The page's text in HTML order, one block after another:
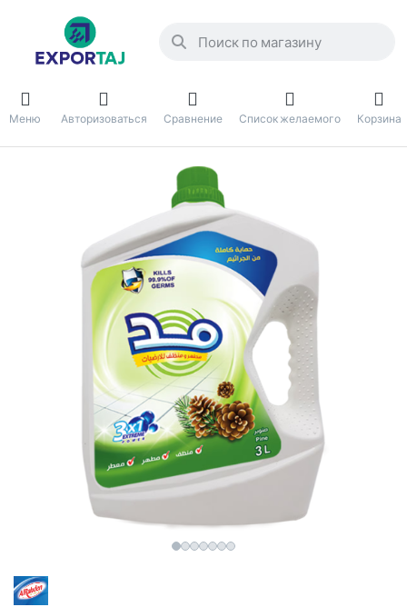
Меню Авторизоваться Сравнение Список желаемого Корзина